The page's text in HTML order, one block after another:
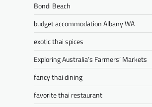
Bondi Beach
budget accommodation Albany WA
exotic thai spices
Exploring Australia’s Farmers’ Markets
fancy thai dining
favorite thai restaurant